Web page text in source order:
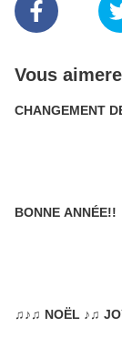
Vous
CHANGEMENT
BONNE ANNÉE!!
♫♪♫ NOËL ♪♫